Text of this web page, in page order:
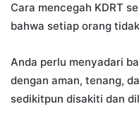
Cara mencegah KDRT
bahwa setiap orang
Anda perlu menyadari
dengan aman, tenang,
sedikitpun disakiti dan